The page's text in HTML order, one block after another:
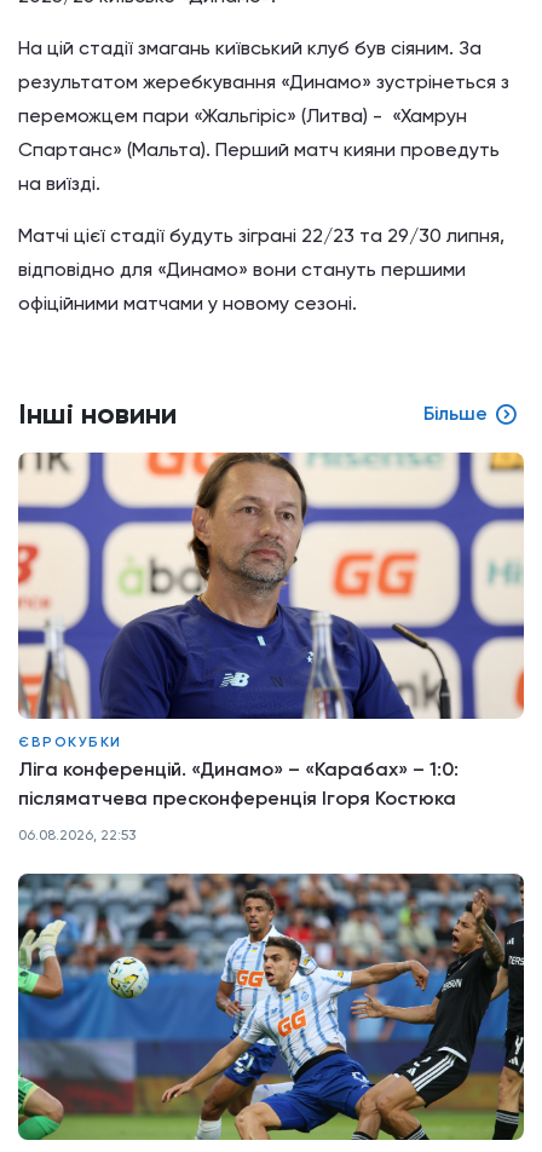
На цій стадії змагань київський клуб був сіяним. За
результатом жеребкування «Динамо» зустрінеться з
переможцем пари «Жальгіріс» (Литва) - «Хамрун
Спартанс» (Мальта). Перший матч кияни проведуть
на виїзді.
Матчі цієї стадії будуть зіграні 22/23 та 29/30 липня,
відповідно для «Динамо» вони стануть першими
офіційними матчами у новому сезоні.
Інші новини Більше
ЄВРОКУБКИ
Ліга конференцій. «Динамо» – «Карабах» – 1:0:
післяматчева пресконференція Ігоря Костюка
06.08.2026, 22:53